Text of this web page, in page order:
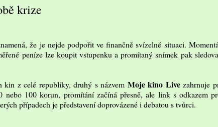
krize
že je nejde podpořit ve finančně svízelné situaci.
peníze lze koupit vstupenku a promítaný snímek pak
kin z celé republiky, druhý s názvem Moje kino Livezahrnuje
100 korun, promítání začíná přesně, ale link s odkazem
případech je představení doprovázené i debatou s tvůrci.